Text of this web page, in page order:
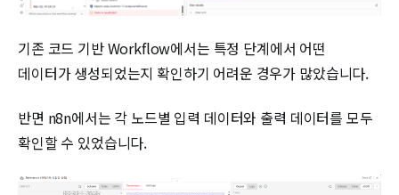
기존 코드 기반 Workflow에서는 특정 단계에서 어떤
데이터가 생성되었는지 확인하기 어려운 경우가 많았습니다.
반면 n8n에서는 각 노드별 입력 데이터와 출력 데이터를 모두
확인할 수 있었습니다.